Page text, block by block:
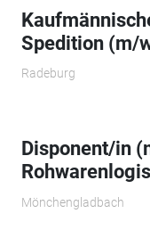
Spedition (m/
Radeburg
Disponent/in
Mönchengladbach